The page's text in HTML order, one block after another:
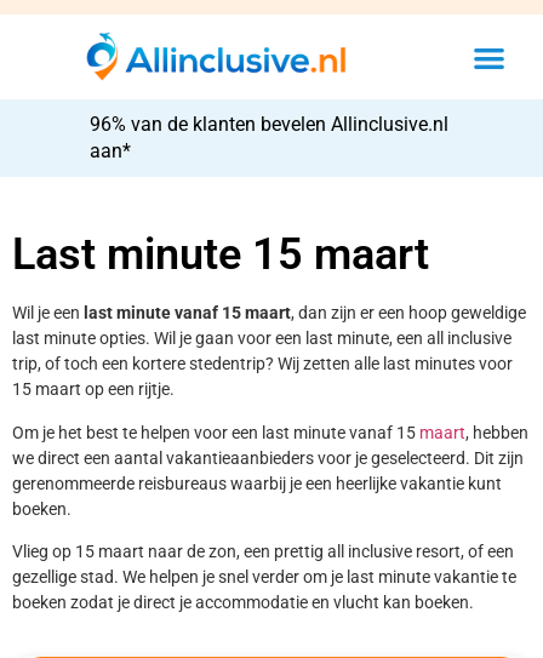
96% van de klanten bevelen Allinclusive.nl
aan*
Last minute 15 maart
Wil je een last minute vanaf 15 maart, dan zijn er een hoop geweldige
last minute opties. Wil je gaan voor een last minute, een all inclusive
trip, of toch een kortere stedentrip? Wij zetten alle last minutes voor
15 maart op een rijtje.
Om je het best te helpen voor een last minute vanaf 15 maart, hebben
we direct een aantal vakantieaanbieders voor je geselecteerd. Dit zijn
gerenommeerde reisbureaus waarbij je een heerlijke vakantie kunt
boeken.
Vlieg op 15 maart naar de zon, een prettig all inclusive resort, of een
gezellige stad. We helpen je snel verder om je last minute vakantie te
boeken zodat je direct je accommodatie en vlucht kan boeken.